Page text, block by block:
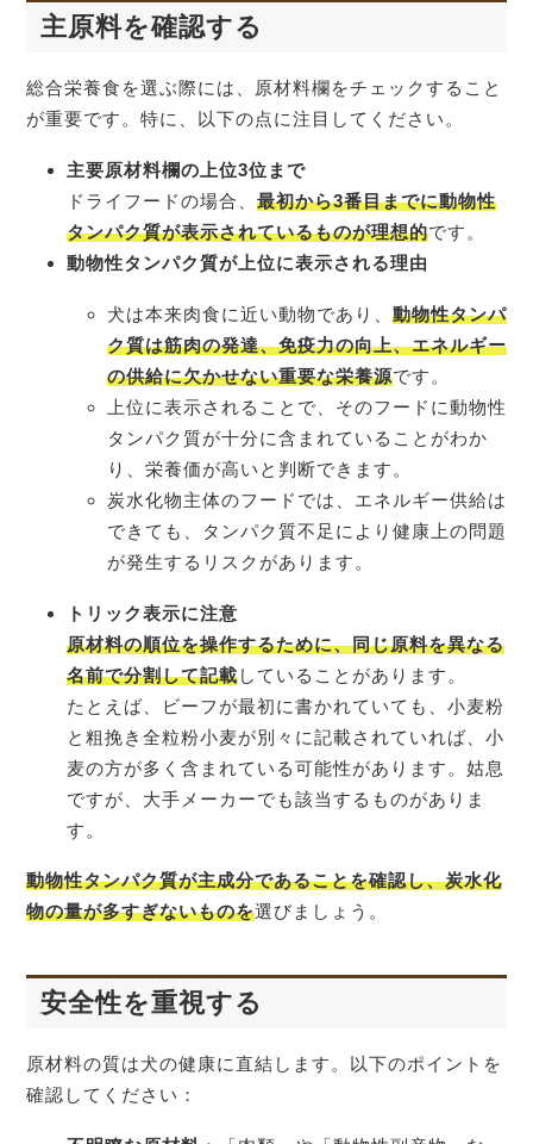
主原料を確認する
総合栄養食を選ぶ際には、原材料欄をチェックすること
が重要です。特に、以下の点に注目してください。
主要原材料欄の上位3位まで
ドライフードの場合、 最初から3番目までに動物性
タンパク質が表示されているものが理想的です。
動物性タンパク質が上位に表示される理由
犬は本来肉食に近い動物であり、 動物性タンパ
ク質は筋肉の発達、免疫力の向上、エネルギー
の供給に欠かせない重要な栄養源です。
上位に表示されることで、そのフードに動物性
タンパク質が十分に含まれていることがわか
り、栄養価が高いと判断できます。
炭水化物主体のフードでは、エネルギー供給は
できても、タンパク質不足により健康上の問題
が発生するリスクがあります。
トリック表示に注意
原材料の順位を操作するために、同じ原料を異なる
名前で分割して記載していることがあります。
たとえば、ビーフが最初に書かれていても、小麦粉
と粗挽き全粒粉小麦が別々に記載されていれば、小
麦の方が多く含まれている可能性があります。姑息
ですが、大手メーカーでも該当するものがありま
す。
動物性タンパク質が主成分であることを確認し、炭水化
物の量が多すぎないものを選びましょう。
安全性を重視する
原材料の質は犬の健康に直結します。以下のポイントを
確認してください：